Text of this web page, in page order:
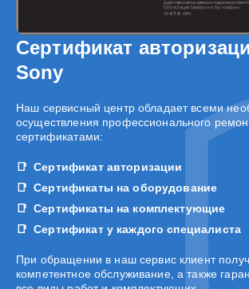
Сертификат
Sony
Наш сервисный центр обладает всеми
осуществления профессионального
сертификатами:
Сертификат авторизации
Сертификаты на оборудование
Сертификаты на комплектующие
Сертификат у каждого специалиста
При обращении в наш сервис клиент
компетентное обслуживание, а также